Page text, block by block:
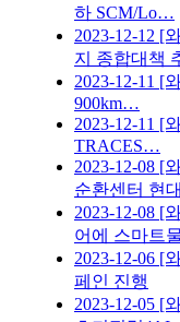
하 SCM/Lo…
2023-12-12 [
지 종합대책
2023-12-11 [
900km…
2023-12-11 [
TRACES…
2023-12-08 [
순환센터 현
2023-12-08 [
어에 스마트
2023-12-06 [
페인 진행
2023-12-05 [